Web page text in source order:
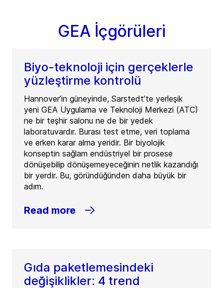
GEA İçgörüleri
Biyo-teknoloji için gerçeklerle
yüzleştirme kontrolü
Hannover’in güneyinde, Sarstedt’te yerleşik
yeni GEA Uygulama ve Teknoloji Merkezi (ATC)
ne bir teşhir salonu ne de bir yedek
laboratuvardır. Burası test etme, veri toplama
ve erken karar alma yeridir. Bir biyolojik
konseptin sağlam endüstriyel bir prosese
dönüşebilip dönüşemeyeceğinin netlik kazandığı
bir yerdir. Bu, göründüğünden daha büyük bir
adım.
Read more
Gıda paketlemesindeki
değişiklikler: 4 trend